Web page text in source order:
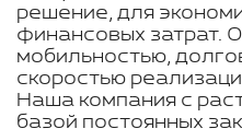
решение, для
финансовых затрат.
мобильностью,
скоростью
Наша компания с
базой постоянных